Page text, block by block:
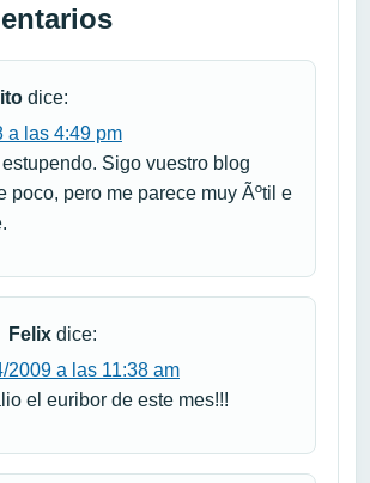
dice:
a las 4:49 pm
Sigo vuestro blog
poco, pero me parece muy Ãºtil e
Felix dice:
2009 a las 11:38 am
el euribor de este mes!!!